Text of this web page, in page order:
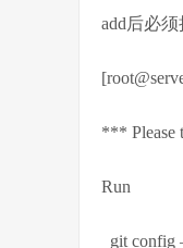
add后必
*** Please
Run
git config